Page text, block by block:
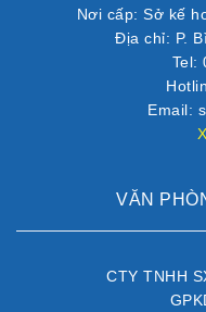
Nơi cấp: Sở kế
Địa chỉ: P.
Tel:
Email:
VĂN
CTY TNHH